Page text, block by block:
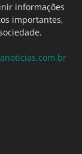
informações
importantes,